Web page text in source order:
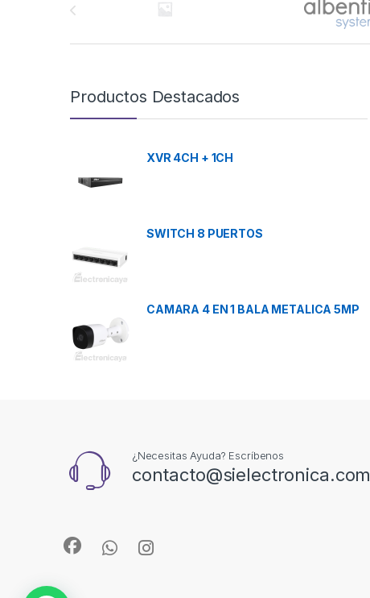
Productos Destacados
XVR 4CH + 1CH
SWITCH 8 PUERTOS
CAMARA 4 EN 1 BALA METALICA 5MP
¿Necesitas Ayuda? Escríbenos
contacto@sielectronica.com